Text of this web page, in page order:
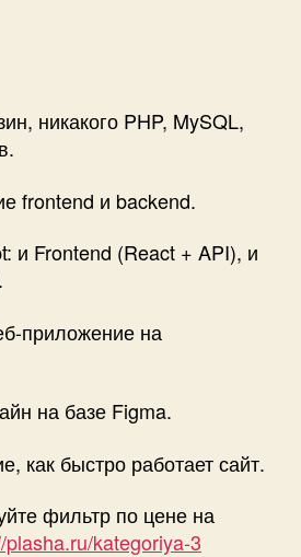
никакого PHP, MySQL,
frontend и backend.
и Frontend (React + API), и
приложение на
на базе Figma.
как быстро работает сайт.
фильтр по цене на
plasha.ru/kategoriya-3